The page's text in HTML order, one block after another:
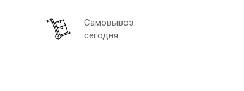
Самовывоз
сегодня